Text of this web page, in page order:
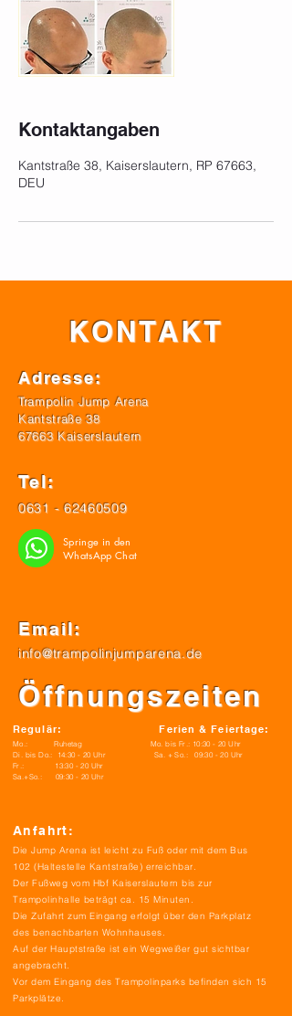
Kontaktangaben
Kantstraße 38, Kaiserslautern, RP 67663,
DEU
KONTAKT
Adresse:
Trampolin Jump Arena
Kantstraße 38
67663 Kaiserslautern
Tel:
0631 - 62460509
Springe in den
WhatsApp Chat
Email:
info@trampolinjumparena.de
Öffnungszeiten
Regulär: Ferien & Feiertage:
Mo.: Ruhetag Mo. bis Fr.: 10:30 - 20 Uhr
Di. bis Do.: 14:30 - 20 Uhr Sa. + So.: 09:30 - 20 Uhr
Fr.: 13:30 - 20 Uhr
Sa.+So.: 09:30 - 20 Uhr
Anfahrt:
Die Jump Arena ist leicht zu Fuß oder mit dem Bus
102 (Haltestelle Kantstraße) erreichbar.
Der Fußweg vom Hbf Kaiserslautern bis zur
Trampolinhalle beträgt ca. 15 Minuten.
Die Zufahrt zum Eingang erfolgt über den Parkplatz
des benachbarten Wohnhauses.
Auf der Hauptstraße ist ein Wegweißer gut sichtbar
angebracht.
Vor dem Eingang des Trampolinparks befinden sich 15
Parkplätze.